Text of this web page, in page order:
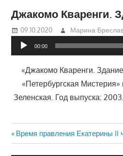
Джакомо Кваренги.
09.10.2020 Марина
Аудиоплеер
00:00
«Джакомо Кваренги.
«Петербургская
Зеленская. Год выпуска:
Навигация
Previous
Post:
Время правления Екатерины II